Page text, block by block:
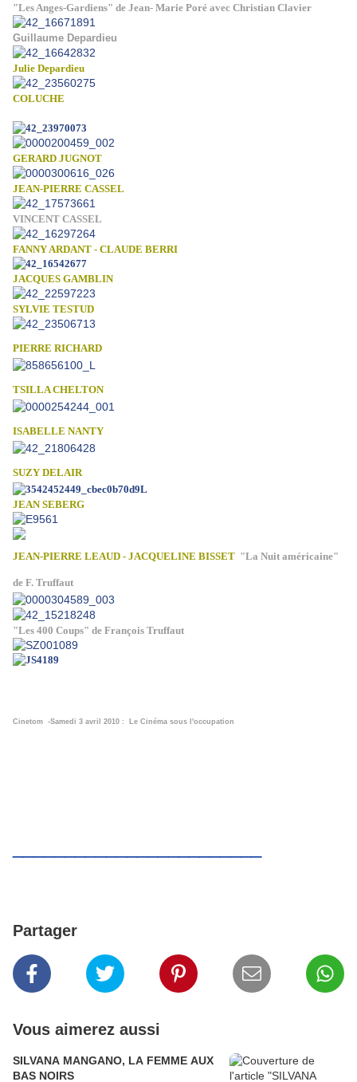
"Les Anges-Gardiens" de Jean- Marie Poré avec Christian Clavier
Guillaume Depardieu
Julie Depardieu
COLUCHE
GERARD JUGNOT
JEAN-PIERRE CASSEL
VINCENT CASSEL
FANNY ARDANT - CLAUDE BERRI
JACQUES GAMBLIN
SYLVIE TESTUD
PIERRE RICHARD
TSILLA CHELTON
ISABELLE NANTY
SUZY DELAIR
JEAN SEBERG
JEAN-PIERRE LEAUD - JACQUELINE BISSET "La Nuit américaine"
de F. Truffaut
"Les 400 Coups" de François Truffaut
Cinetom -Samedi 3 avril 2010 : Le Cinéma sous l'occupation
Partager
Vous aimerez aussi
SILVANA MANGANO, LA FEMME AUX
BAS NOIRS